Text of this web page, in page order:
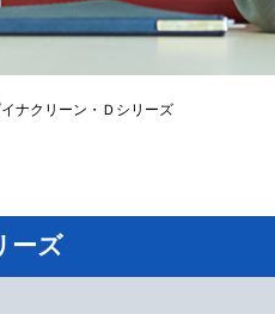
ナクリーン・Ｄシリーズ
ーズ